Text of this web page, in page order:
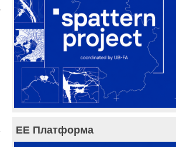
ЕЕ Платформа